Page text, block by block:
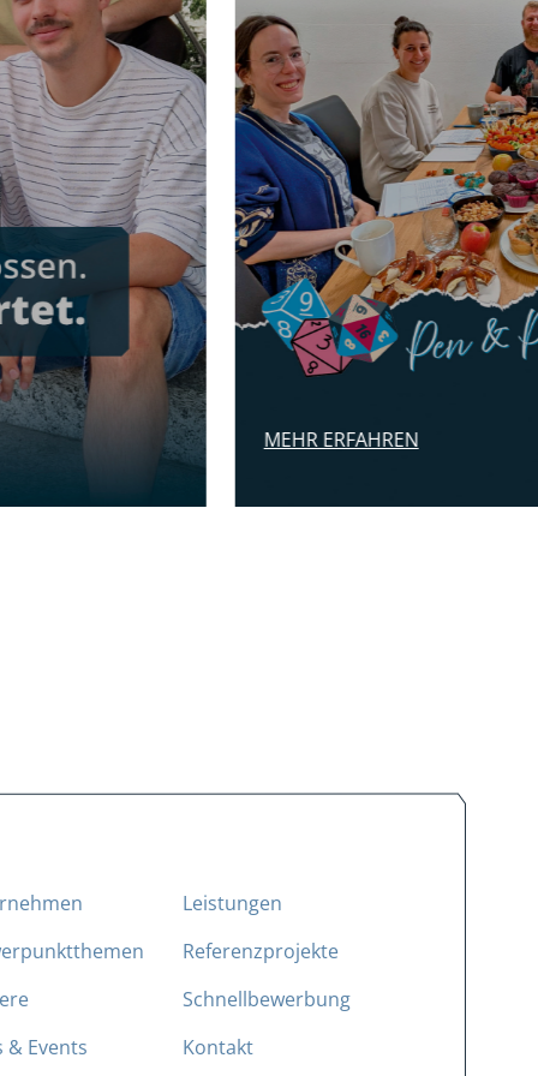
MEHR ERFAHREN
Leistungen
Referenzprojekte
Schnellbewerbung
& Events
Kontakt